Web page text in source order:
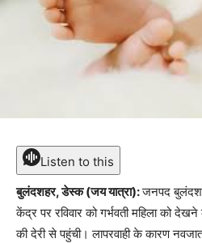
Listen to this
बुलंदशहर, डेस्क (जय यात्रा):जनपद
केंद्र पर रविवार को गर्भवती महिला को
की देरी से पहुंची। लापरवाही के कारण